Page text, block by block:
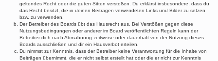
geltendes Recht oder die guten Sitten verstoßen. Du erklärst insbesondere, dass du
das Recht besitzt, die in deinen Beiträgen verwendeten Links und Bilder zu setzen
bzw. zu verwenden.
Der Betreiber des Boards übt das Hausrecht aus. Bei Verstößen gegen diese
Nutzungsbedingungen oder anderer im Board veröffentlichten Regeln kann der
Betreiber dich nach Abmahnung zeitweise oder dauerhaft von der Nutzung dieses
Boards ausschließen und dir ein Hausverbot erteilen.
Du nimmst zur Kenntnis, dass der Betreiber keine Verantwortung für die Inhalte von
Beiträgen übernimmt, die er nicht selbst erstellt hat oder die er nicht zur Kenntnis